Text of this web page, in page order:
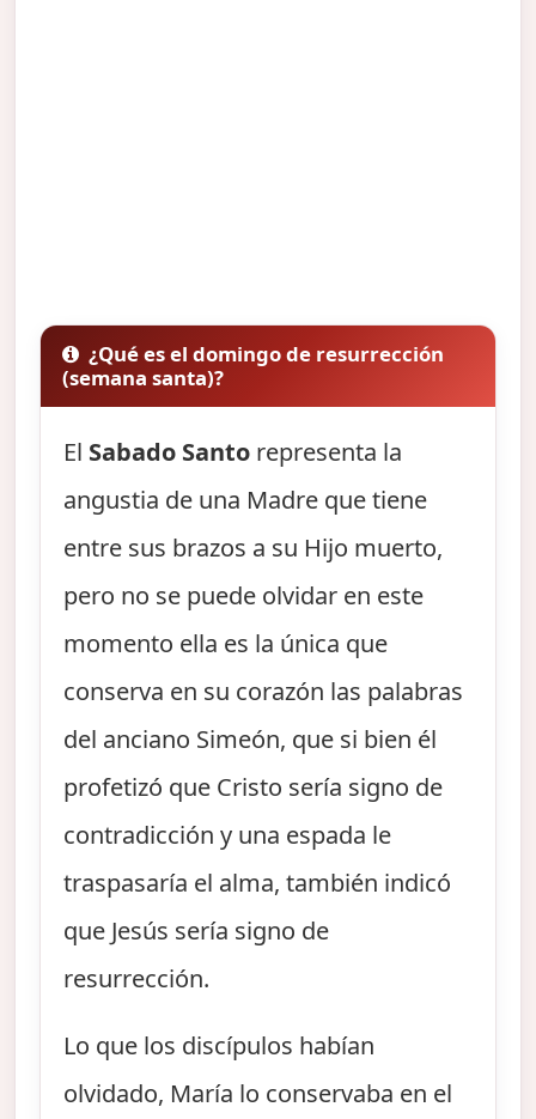
¿Qué es el domingo de resurrección
(semana santa)?
El Sabado Santo representa la
angustia de una Madre que tiene
entre sus brazos a su Hijo muerto,
pero no se puede olvidar en este
momento ella es la única que
conserva en su corazón las palabras
del anciano Simeón, que si bien él
profetizó que Cristo sería signo de
contradicción y una espada le
traspasaría el alma, también indicó
que Jesús sería signo de
resurrección.
Lo que los discípulos habían
olvidado, María lo conservaba en el